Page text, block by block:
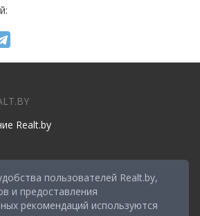
пользователей Realt.by,
и предоставления
рекомендаций используются
Realt.by